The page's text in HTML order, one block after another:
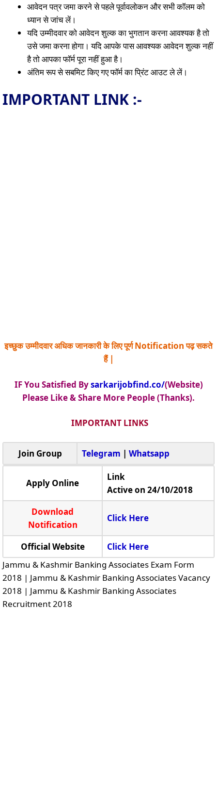
आवेदन पत्र जमा करने से पहले पूर्वावलोकन और सभी कॉलम को
ध्यान से जांच लें।
यदि उम्मीदवार को आवेदन शुल्क का भुगतान करना आवश्यक है तो
उसे जमा करना होगा। यदि आपके पास आवश्यक आवेदन शुल्क नहीं
है तो आपका फॉर्म पूरा नहीं हुआ है।
अंतिम रूप से सबमिट किए गए फॉर्म का प्रिंट आउट ले लें।
IMPORTANT LINK :-
इच्छुक उम्मीदवार अधिक जानकारी के लिए पूर्ण Notification पढ़ सकते
हैं |
IF You Satisfied Bysarkarijobfind.co/(Website)
Please Like & Share More People (Thanks).
IMPORTANT LINKS
Join Group Telegram | Whatsapp
Apply Online
Link
Active on 24/10/2018
Download
Notification
Click Here
Official Website
Click Here
Jammu & Kashmir Banking Associates Exam Form
2018 | Jammu & Kashmir Banking Associates Vacancy
2018 | Jammu & Kashmir Banking Associates
Recruitment 2018